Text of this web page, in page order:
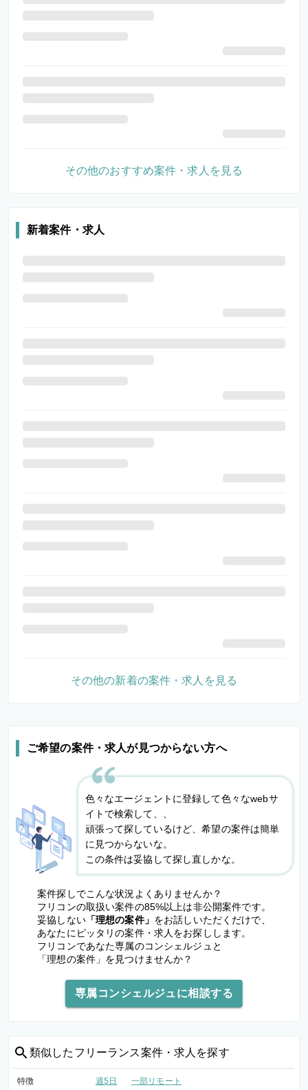
ご希望の案件・求人が見つからない方へ
色々なエージェントに登録して色々なwebサ
イトで検索して、、
頑張って探しているけど、希望の案件は簡単
に見つからないな。
この条件は妥協して探し直しかな。
案件探しでこんな状況よくありませんか？
フリコンの取扱い案件の85%以上は非公開案件です。
妥協しない「理想の案件」 をお話しいただくだけで、
あなたにピッタリの案件・求人をお探しします。
フリコンであなた専属のコンシェルジュと
「理想の案件」を見つけませんか？
専属コンシェルジュに相談する
類似した フリーランス案件・求人を探す
特徴 週5日 一部リモート
その他のおすすめ案件・求人を見る
新着案件・求人
その他の新着の案件・求人を見る